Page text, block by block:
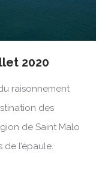
2020
raisonnement
des
de Saint Malo
l’épaule.